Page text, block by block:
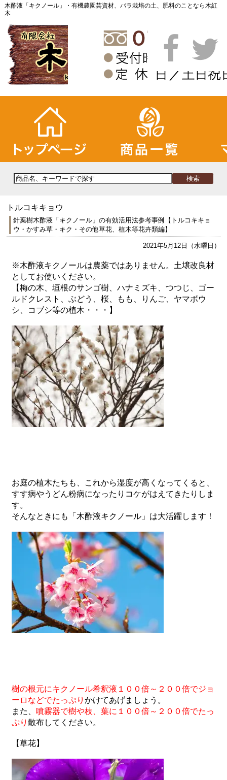
木酢液「キクノール」・有機農園芸資材、バラ栽培の土、肥料のことなら木紅
木
トルコキキョウ
針葉樹木酢液「キクノール」の有効活用法参考事例【トルコキキョ
ウ・かすみ草・キク・その他草花、植木等花卉類編】
2021年5月12日（水曜日）
※木酢液キクノールは農薬ではありません。土壌改良材
としてお使いください。
【梅の木、垣根のサンゴ樹、ハナミズキ、つつじ、ゴー
ルドクレスト、ぶどう、桜、もも、りんご、ヤマボウ
シ、コブシ等の植木・・・】
お庭の植木たちも、これから湿度が高くなってくると、
すす病やうどん粉病になったりコケがはえてきたりしま
す。
そんなときにも「木酢液キクノール」は大活躍します！
樹の根元にキクノール希釈液１００倍～２００倍でジョ
ーロなどでたっぷりかけてあげましょう。
また、噴霧器で樹や枝、葉に１００倍～２００倍でたっ
ぷり散布してください。
【草花】